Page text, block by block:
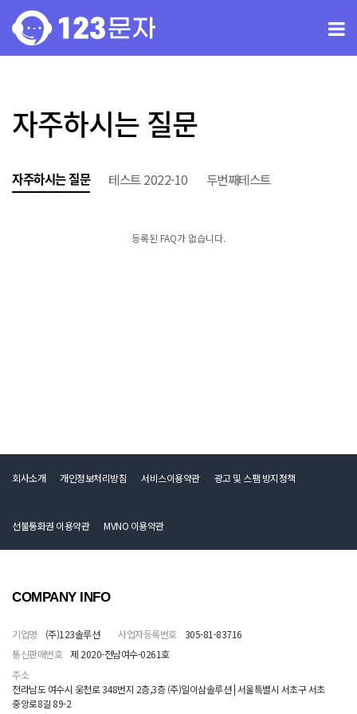
자주하시는 질문
자주하시는 질문 테스트 2022-10 두번째테스트
등록된 FAQ가 없습니다.
회사소개 개인정보처리방침 서비스이용약관 광고 및 스팸 방지정책
선불통화권 이용약관 MVNO 이용약관
COMPANY INFO
기업명 (주)123솔루션 사업자등록번호
305-81-83716
통신판매번호 제 2020-전남여수-0261호
주소
전라남도 여수시 웅천로 348번지 2층,3층 (주)일이삼솔루션 | 서울특별시 서초구 서초
중앙로8길 89-2